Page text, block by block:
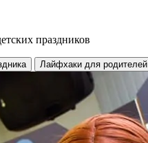
праздников
Лайфхаки для родителей